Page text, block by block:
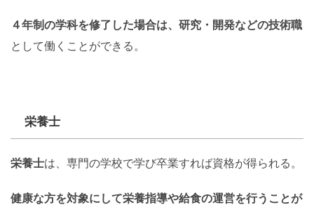
４年制の学科を修了した場合は、研究・開発などの技術職
として働くことができる。
栄養士
栄養士は、専門の学校で学び卒業すれば資格が得られる。
健康な方を対象にして栄養指導や給食の運営を行うことが